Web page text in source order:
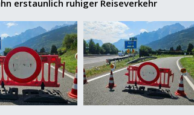
erstaunlich ruhiger Reiseverkehr